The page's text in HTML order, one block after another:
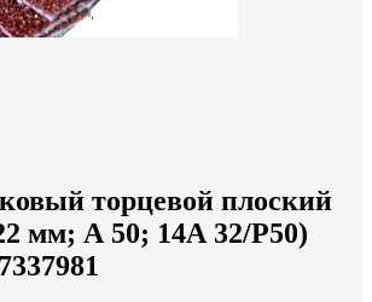
торцевой плоский
мм; А 50; 14А 32/Р50)